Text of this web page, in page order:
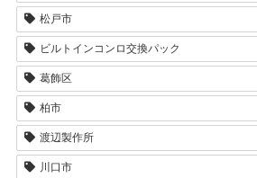
松戸市
ビルトインコンロ交換パック
葛飾区
柏市
渡辺製作所
川口市